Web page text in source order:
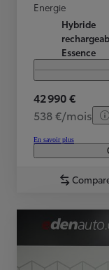
Energie
Hybride
Essence
42 990 €
538 €/mois
En savoir plus